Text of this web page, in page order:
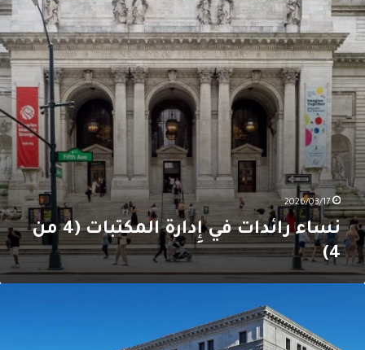
(4
من
2026/03/17
نساء رائدات في إِدارة المكتبات (4 من
4)